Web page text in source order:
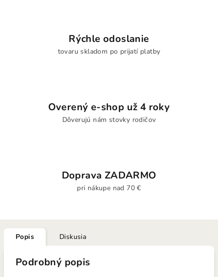
Rýchle odoslanie
tovaru skladom po prijatí platby
Overený e-shop už 4 roky
Dôverujú nám stovky rodičov
Doprava ZADARMO
pri nákupe nad 70 €
Popis Diskusia
Podrobný popis